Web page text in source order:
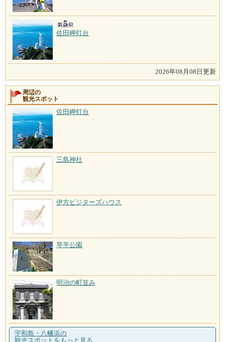
佐田岬灯台
2026年08月08日更新
周辺の
観光スポット
佐田岬灯台
三島神社
伊方ビジターズハウス
琴平公園
明治の町並み
宇和島・八幡浜の
観光スポットをもっと見る